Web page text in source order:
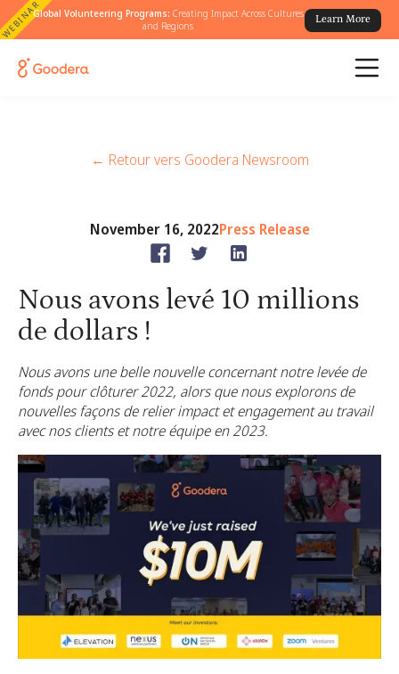
WEBINARGlobal Volunteering Programs: Creating Impact Across Cultures
and Regions
Learn More
← Retour vers Goodera Newsroom
November 16, 2022Press Release
Nous avons levé 10 millions
de dollars !
Nous avons une belle nouvelle concernant notre levée de
fonds pour clôturer 2022, alors que nous explorons de
nouvelles façons de relier impact et engagement au travail
avec nos clients et notre équipe en 2023.